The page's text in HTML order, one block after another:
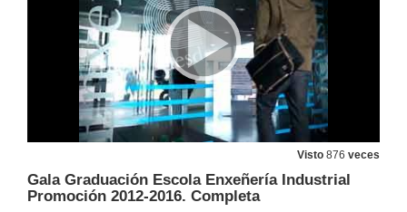
Visto 876 veces
Gala Graduación Escola Enxeñería Industrial
Promoción 2012-2016. Completa